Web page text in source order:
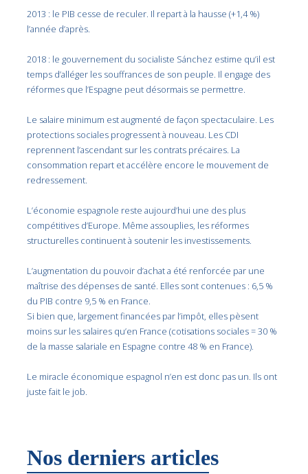
2013 : le PIB cesse de reculer. Il repart à la hausse (+1,4 %)
l’année d’après.
2018 : le gouvernement du socialiste Sánchez estime qu’il est
temps d’alléger les souffrances de son peuple. Il engage des
réformes que l’Espagne peut désormais se permettre.
Le salaire minimum est augmenté de façon spectaculaire. Les
protections sociales progressent à nouveau. Les CDI
reprennent l’ascendant sur les contrats précaires. La
consommation repart et accélère encore le mouvement de
redressement.
L’économie espagnole reste aujourd’hui une des plus
compétitives d’Europe. Même assouplies, les réformes
structurelles continuent à soutenir les investissements.
L’augmentation du pouvoir d’achat a été renforcée par une
maîtrise des dépenses de santé. Elles sont contenues : 6,5 %
du PIB contre 9,5 % en France.
Si bien que, largement financées par l’impôt, elles pèsent
moins sur les salaires qu’en France (cotisations sociales = 30 %
de la masse salariale en Espagne contre 48 % en France).
Le miracle économique espagnol n’en est donc pas un. Ils ont
juste fait le job.
Nos derniers articles